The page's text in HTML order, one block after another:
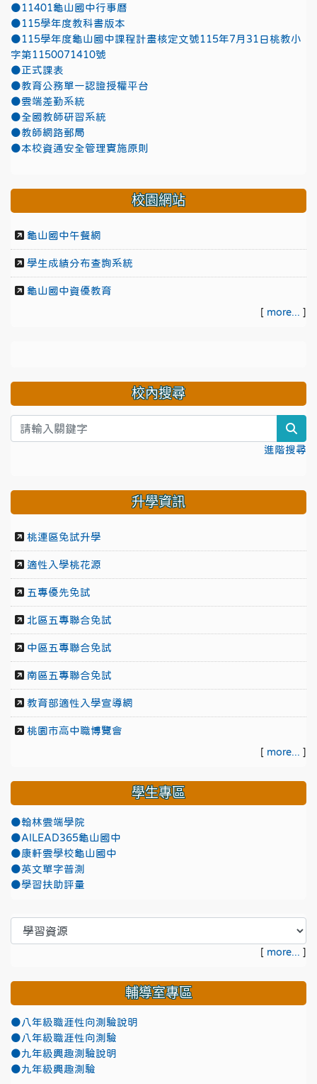
●11401龜山國中行事曆
●115學年度教科書版本
●115學年度龜山國中課程計畫核定文號115年7月31日桃教小
字第1150071410號
●正式課表
●教育公務單一認證授權平台
●雲端差勤系統
●全國教師研習系統
●教師網路郵局
●本校資通安全管理實施原則
校園網站
龜山國中午餐網
學生成績分布查詢系統
龜山國中資優教育
[ more... ]
校內搜尋
進階搜尋
升學資訊
桃連區免試升學
適性入學桃花源
五專優先免試
北區五專聯合免試
中區五專聯合免試
南區五專聯合免試
教育部適性入學宣導網
桃園市高中職博覽會
[ more... ]
學生專區
●翰林雲端學院
●AILEAD365龜山國中
●康軒雲學校龜山國中
●英文單字普測
●學習扶助評量
[ more... ]
輔導室專區
●八年級職涯性向測驗說明
●八年級職涯性向測驗
●九年級興趣測驗說明
●九年級興趣測驗